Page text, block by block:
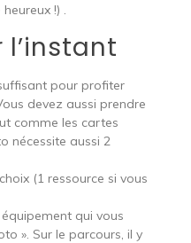
!) .
pour profiter
devez aussi prendre
comme les cartes
nécessite aussi 2
(1 ressource si vous
qui vous
». Sur le parcours, il y